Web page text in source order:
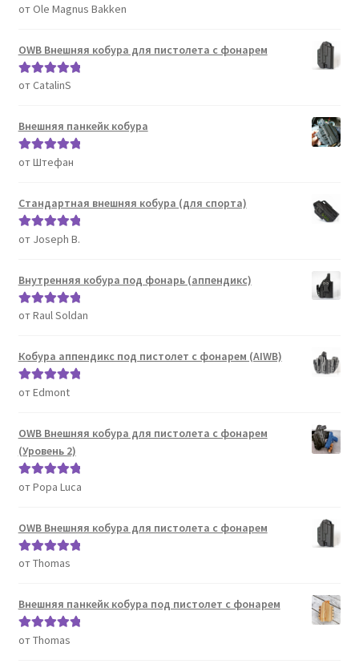
Оценка5из
от Ole Magnus Bakken
OWB Внешняя кобура для пистолета с фонарем
Оценка5из
от CatalinS
Внешняя панкейк кобура
Оценка5из
от Штефан
Стандартная внешняя кобура (для спорта)
Оценка5из
от Joseph B.
Внутренняя кобура под фонарь (аппендикс)
Оценка5из
от Raul Soldan
Кобура аппендикс под пистолет с фонарем (AIWB)
Оценка5из
от Edmont
OWB Внешняя кобура для пистолета с фонарем
(Уровень 2)
Оценка 5 из
от Popa Luca
OWB Внешняя кобура для пистолета с фонарем
Оценка5из
от Thomas
Внешняя панкейк кобура под пистолет с фонарем
Оценка5из
от Thomas